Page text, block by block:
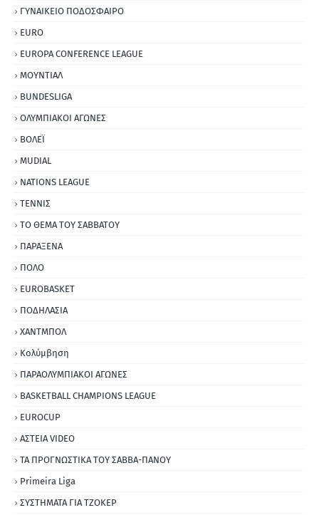
ΓΥΝΑΙΚΕΙΟ ΠΟΔΟΣΦΑΙΡΟ
EURO
EUROPA CONFERENCE LEAGUE
ΜΟΥΝΤΙΑΛ
BUNDESLIGA
ΟΛΥΜΠΙΑΚΟΙ ΑΓΩΝΕΣ
ΒΟΛΕΪ
MUDIAL
NATIONS LEAGUE
ΤΕΝΝΙΣ
ΤΟ ΘΕΜΑ ΤΟΥ ΣΑΒΒΑΤΟΥ
ΠΑΡΑΞΕΝΑ
ΠΟΛΟ
EUROBASKET
ΠΟΔΗΛΑΣΙΑ
ΧΑΝΤΜΠΟΛ
Κολύμβηση
ΠΑΡΑΟΛΥΜΠΙΑΚΟΙ ΑΓΩΝΕΣ
BASKETBALL CHAMPIONS LEAGUE
EUROCUP
ΑΣΤΕΙΑ VIDEO
ΤΑ ΠΡΟΓΝΩΣΤΙΚΑ ΤΟΥ ΣΑΒΒΑ-ΠΑΝΟΥ
Primeira Liga
ΣΥΣΤΗΜΑΤΑ ΓΙΑ ΤΖΟΚΕΡ